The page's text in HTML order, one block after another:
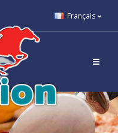
Français